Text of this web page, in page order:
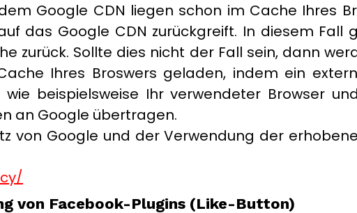
Google CDN liegen schon im Cache Ihres
das Google CDN zurückgreift. In diesem Fall
zurück. Sollte dies nicht der Fall sein, dann
Ihres Broswers geladen, indem ein
beispielsweise Ihr verwendeter Browser
an Google übertragen.
von Google und der Verwendung der
von Facebook-Plugins (Like-Button)